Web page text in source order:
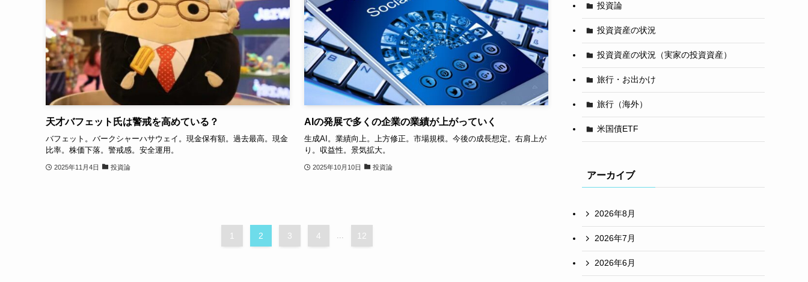
天才バフェット氏は警戒を高めている？
バフェット。バークシャーハサウェイ。現金保有額。過去最高。現金
比率。株価下落。警戒感。安全運用。
2025年11月4日 投資論
AIの発展で多くの企業の業績が上がっていく
生成AI。業績向上。上方修正。市場規模。今後の成長想定。右肩上が
り。収益性。景気拡大。
2025年10月10日 投資論
1 2 3 4 12
投資論
投資資産の状況
投資資産の状況（実家の投資資産）
旅行・お出かけ
旅行（海外）
米国債ETF
アーカイブ
2026年8月
2026年7月
2026年6月